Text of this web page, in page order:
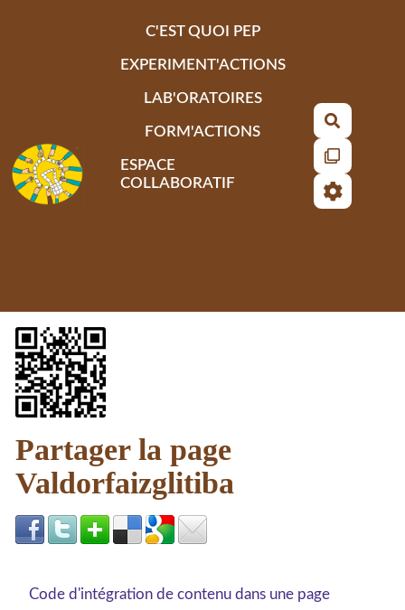
C'EST QUOI PEP
EXPERIMENT'ACTIONS
LAB'ORATOIRES
FORM'ACTIONS
ESPACE
COLLABORATIF
Partager la page
Valdorfaizglitiba
Code d'intégration de contenu dans une page